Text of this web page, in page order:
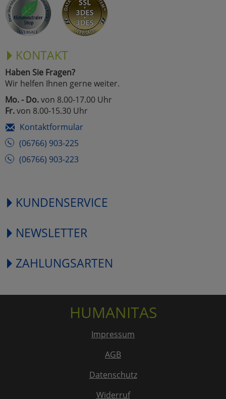
KONTAKT
Haben Sie Fragen?
Wir helfen Ihnen gerne weiter.
Mo. - Do.von 8.00-17.00 Uhr
Fr.von 8.00-15.30 Uhr
Kontaktformular
(06766) 903-225
(06766) 903-223
KUNDENSERVICE
NEWSLETTER
ZAHLUNGSARTEN
HUMANITAS
Impressum
AGB
Datenschutz
Widerruf